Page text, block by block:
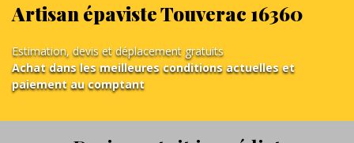
Artisan épaviste Touverac 16360
Estimation, devis et déplacement gratuits
Achat dans les meilleures conditions actuelles et
paiement au comptant